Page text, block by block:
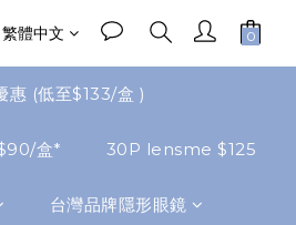
繁體中文
(低至$133/盒 )
盒* 30P lensme $125
台灣品牌隱形眼鏡